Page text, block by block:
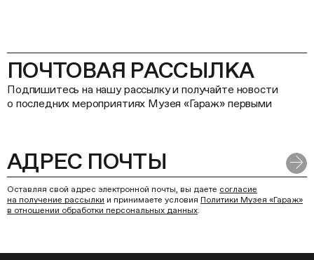
ПОЧТОВАЯ РАССЫЛКА
Подпишитесь на нашу рассылку и получайте новости
о последних мероприятиях Музея «Гараж» первыми
Оставляя свой адрес электронной почты, вы даете согласие
на получение рассылки и принимаете условия Политики Музея «Гараж»
в отношении обработки персональных данных.